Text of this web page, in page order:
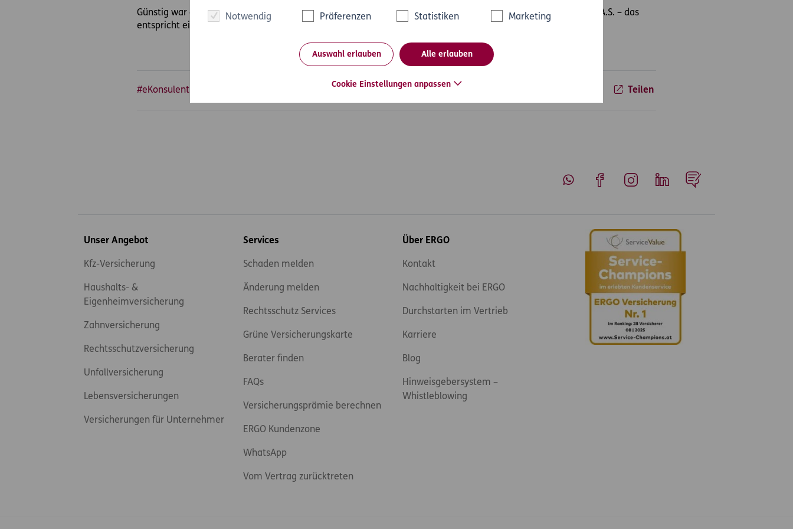
Notwendig Präferenzen Statistiken Marketing
Auswahl erlauben Alle erlauben
Cookie Einstellungen anpassen
Günstig war das Ganze nicht: Die Kosten für den Sachverständigen und den Anwalt von Joachim F. trägt die D.A.S. – das
entspricht einer Ersparnis von über EUR 80.000.
#eKonsulent 15 Teilen
Inhaltsübersicht
Unser Angebot
Kfz-Versicherung
Haushalts- &
Eigenheimversicherung
Zahnversicherung
Rechtsschutzversicherung
Unfallversicherung
Lebensversicherungen
Versicherungen für Unternehmer
Services
Schaden melden
Änderung melden
Rechtsschutz Services
Grüne Versicherungskarte
Berater finden
FAQs
Versicherungsprämie berechnen
ERGO Kundenzone
WhatsApp
Vom Vertrag zurücktreten
Über ERGO
Kontakt
Nachhaltigkeit bei ERGO
Durchstarten im Vertrieb
Karriere
Blog
Hinweisgebersystem –
Whistleblowing